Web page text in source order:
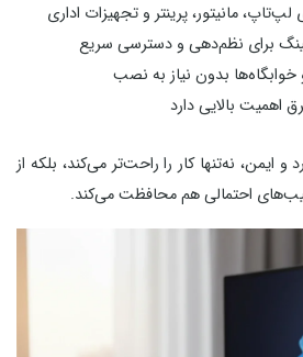
مانیتور، پرینتر و تجهیزات اداری
برای نظم‌دهی و دسترسی سریع
خوابگاه‌ها بدون نیاز به نصب
اهمیت بالایی دارد
و ایمن، نه‌تنها کار را راحت‌تر می‌کند، بلکه از
احتمالی هم محافظت می‌کند.